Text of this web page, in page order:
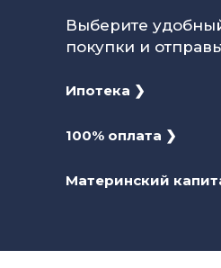
Выберите
покупки и